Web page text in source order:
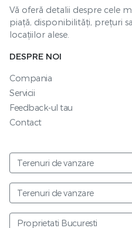
Vă oferă detalii despre cele
piață, disponibilități, prețuri
locațiilor alese.
DESPRE NOI
Compania
Servicii
Feedback-ul tau
Contact
Terenuri de vanzare
Terenuri de vanzare
Proprietati Bucuresti